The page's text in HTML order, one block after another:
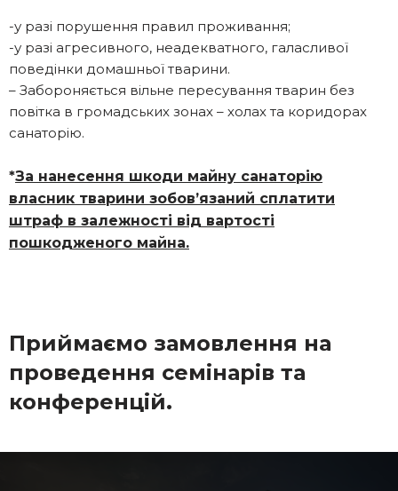
-у разі порушення правил проживання;
-у разі агресивного, неадекватного, галасливої
поведінки домашньої тварини.
– Забороняється вільне пересування тварин без
повітка в громадських зонах – холах та коридорах
санаторію.
*За нанесення шкоди майну санаторію
власник тварини зобов’язаний сплатити
штраф в залежності від вартості
пошкодженого майна.
Приймаємо замовлення на
проведення семінарів та
конференцій.